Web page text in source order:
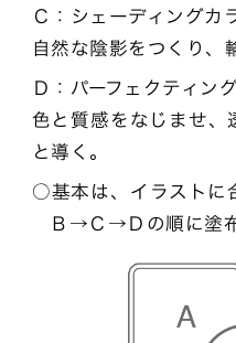
Ｃ：シェーディングカ
自然な陰影をつくり、
Ｄ：パーフェクティン
色と質感をなじませ、
と導く。
基本は、イラスト
Ｂ→Ｃ→Ｄの順に塗布